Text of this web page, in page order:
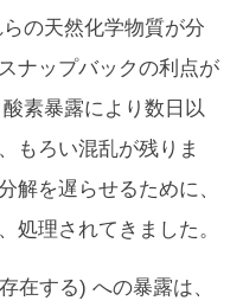
の天然化学物質が分
ナップバックの利点が
素暴露により数日以
もろい混乱が残りま
解を遅らせるために、
処理されてきました。
在する) への暴露は、